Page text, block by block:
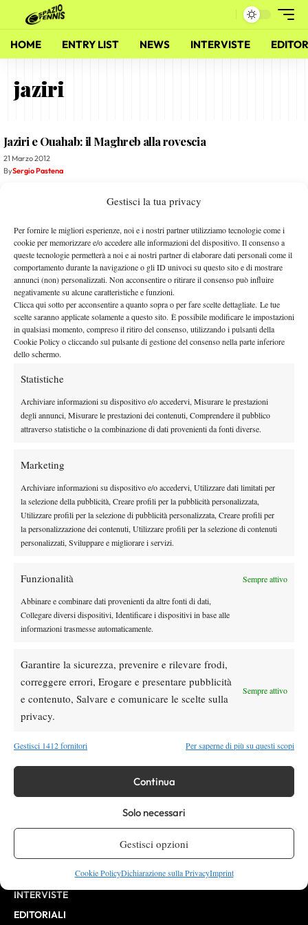
Gestisci la tua privacy
Per fornire le migliori esperienze, noi e i nostri partner utilizziamo tecnologie come i
cookie per memorizzare e/o accedere alle informazioni del dispositivo. Il consenso a
queste tecnologie permetterà a noi e ai nostri partner di elaborare dati personali come il
comportamento durante la navigazione o gli ID univoci su questo sito e di mostrare
annunci (non) personalizzati. Non acconsentire o ritirare il consenso può influire
negativamente su alcune caratteristiche e funzioni.
Clicca qui sotto per acconsentire a quanto sopra o per fare scelte dettagliate. Le tue
scelte saranno applicate solamente a questo sito. È possibile modificare le impostazioni
in qualsiasi momento, compreso il ritiro del consenso, utilizzando i pulsanti della
Cookie Policy o cliccando sul pulsante di gestione del consenso nella parte inferiore
dello schermo.
Statistiche
Archiviare informazioni su dispositivo e/o accedervi, Misurare le prestazioni
degli annunci, Misurare le prestazioni dei contenuti, Comprendere il pubblico
attraverso statistiche o la combinazione di dati provenienti da fonti diverse.
Marketing
Archiviare informazioni su dispositivo e/o accedervi, Utilizzare dati limitati per
la selezione della pubblicità, Creare profili per la pubblicità personalizzata,
Utilizzare profili per la selezione di pubblicità personalizzata, Creare profili per
la personalizzazione dei contenuti, Utilizzare profili per la selezione di contenuti
personalizzati, Sviluppare e migliorare i servizi.
Funzionalità Sempre attivo
Abbinare e combinare dati provenienti da altre fonti di dati,
Collegare diversi dispositivi, Identificare i dispositivi in base alle
informazioni trasmesse automaticamente.
Garantire la sicurezza, prevenire e rilevare frodi,
correggere errori, Erogare e presentare pubblicità
e contenuto, Salvare e comunicare le scelte sulla
privacy.
Sempre attivo
Gestisci 1412 fornitori Per saperne di più su questi scopi
Continua
Solo necessari
Gestisci opzioni
Cookie PolicyDichiarazione sulla PrivacyImprint
HOME ENTRY LIST NEWS INTERVISTE
jaziri
Jaziri e Ouahab: il Maghreb alla rovescia
21 Marzo 2012
BySergio Pastena
Speciale 2011 – Di dov’è che sei?!?!?
2 Dicembre 2011
Sergio Pastena
La prima volta di Janko
15 Novembre 2011
Sergio Pastena
X
Youtube
10268 del 15/09/2025
Editore:VIBES MEDIA SRL , P.iva 14250480960
Direttore Responsabile: Alessandro Nizegorodcew
HOME
ATP
ATP FINALS
INTERVISTE
EDITORIALI